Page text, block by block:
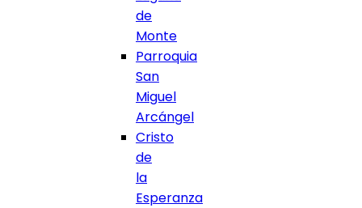
de
Monte
Parroquia
San
Miguel
Arcángel
Cristo
de
la
Esperanza